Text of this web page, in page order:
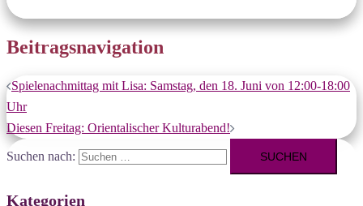
Beitragsnavigation
Spielenachmittag mit Lisa: Samstag, den 18. Juni von 12:00-18:00
Uhr
Diesen Freitag: Orientalischer Kulturabend!
Suchen nach:
Kategorien